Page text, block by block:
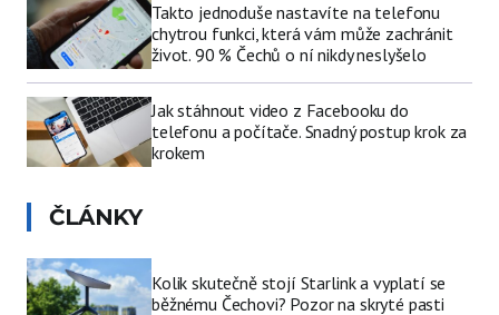
Takto jednoduše nastavíte na telefonu
chytrou funkci, která vám může zachránit
život. 90 % Čechů o ní nikdy neslyšelo
Jak stáhnout video z Facebooku do
telefonu a počítače. Snadný postup krok za
krokem
ČLÁNKY
Kolik skutečně stojí Starlink a vyplatí se
běžnému Čechovi? Pozor na skryté pasti